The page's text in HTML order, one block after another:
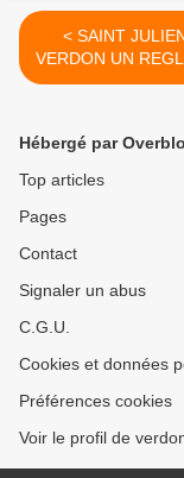
< SAINT JULIEN DU
VERDON UN REGLEMENT
POUR LE
Hébergé par
Top articles
Pages
Contact
Signaler un abus
C.G.U.
Cookies et données
Préférences cookies
Voir le profil de